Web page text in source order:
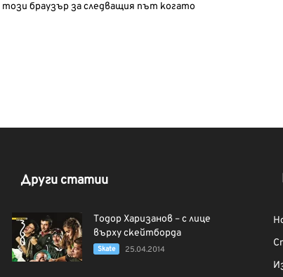
този браузър за следващия път когато
Други статии
Тодор Харизанов – с лице
върху скейтборда
Skate 25.04.2014